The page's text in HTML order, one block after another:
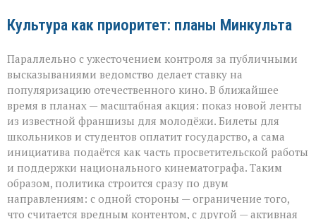
Культура как приоритет: планы Минкульта
Параллельно с ужесточением контроля за публичными
высказываниями ведомство делает ставку на
популяризацию отечественного кино. В ближайшее
время в планах — масштабная акция: показ новой ленты
из известной франшизы для молодёжи. Билеты для
школьников и студентов оплатит государство, а сама
инициатива подаётся как часть просветительской работы
и поддержки национального кинематографа. Таким
образом, политика строится сразу по двум
направлениям: с одной стороны — ограничение того,
что считается вредным контентом, с другой — активная